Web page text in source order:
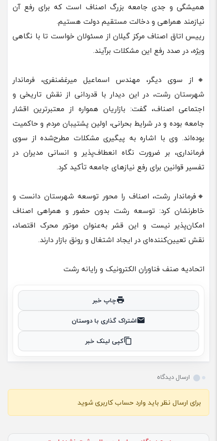
همیشگی و جدی جامعه بزرگ اصناف است که برای رفع آن
نیازمند همراهی و دخالت مستقیم دولت هستیم.
رییس اتاق اصناف مرکز گیلان از مسئولان خواست تا با نگاهی
ویژه، در صدد رفع این مشکلات برآیند.
🔸از سوی دیگر، مهندس اسماعیل میرغضنفری، فرماندار
شهرستان رشت، در این دیدار با قدردانی از نقش تاریخی و
اجتماعی اصناف، گفت: بازاریان همواره از معتبرترین اقشار
جامعه بوده و در شرایط بحرانی، اولین پشتیبان مردم و حاکمیت
بوده‌اند. وی با اشاره به پیگیری مشکلات مطرح‌شده از سوی
فرمانداری، بر ضرورت نگاه انعطاف‌پذیر و انسانی مدیران در
تفسیر قوانین برای رفع نیازهای جامعه تأکید کرد.
🔸فرماندار رشت، اصناف را محور توسعه شهرستان دانست و
خاطرنشان کرد: توسعه رشت بدون حضور و همراهی اصناف
امکان‌پذیر نیست و این قشر به‌عنوان موتور محرک اقتصاد،
نقش تعیین‌کننده‌ای در ایجاد اشتغال و رونق بازار دارند.
اتحادیه صنف فناوران الکترونیک و رایانه رشت
چاپ خبر
اشتراک گذاری با دوستان
کپی لینک خبر
ارسال دیدگاه
برای ارسال نظر باید وارد حساب کاربری شوید